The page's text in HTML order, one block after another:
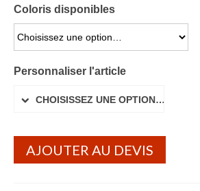
Porte-badge Tour de cou
Porte-clés personnalisé
Porte-monnaie Porte
Serviette Personnalisée
Voiture Goodies
Coloris disponibles
CHOISISSEZ UNE OPTION…
Personnaliser l'article
CHOISISSEZ UNE OPTION…
AJOUTER AU DEVIS